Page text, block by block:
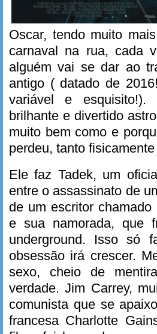
Oscar, tendo muito
carnaval na rua, cada
alguém vai se dar ao
antigo ( datado de
variável e esquisito!).
brilhante e divertido
muito bem como e
perdeu, tanto
Ele faz Tadek, um
entre o assassinato de
de um escritor
e sua namorada, que
underground. Isso só
obsessão irá crescer.
sexo, cheio de
verdade. Jim Carrey,
comunista que se
francesa Charlotte